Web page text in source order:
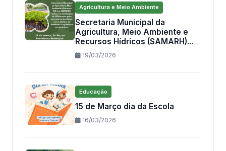
Agricultura e Meio Ambiente
Secretaria Municipal da
Agricultura, Meio Ambiente e
Recursos Hídricos (SAMARH)...
19/03/2026
Educação
15 de Março dia da Escola
16/03/2026